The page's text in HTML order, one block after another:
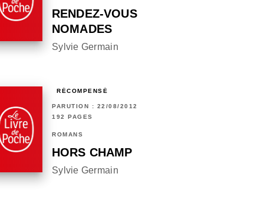
RENDEZ-VOUS
NOMADES
Sylvie Germain
RÉCOMPENSÉ
PARUTION : 22/08/2012
192 PAGES
ROMANS
HORS CHAMP
Sylvie Germain